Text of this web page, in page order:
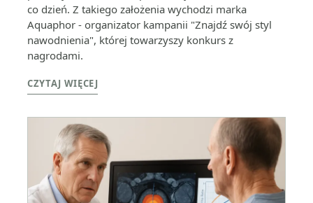
co dzień. Z takiego założenia wychodzi marka
Aquaphor - organizator kampanii "Znajdź swój styl
nawodnienia", której towarzyszy konkurs z
nagrodami.
CZYTAJ WIĘCEJ